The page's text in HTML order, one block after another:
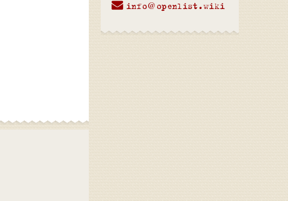
info@openlist.wiki